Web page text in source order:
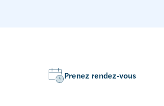
Prenez rendez-vous